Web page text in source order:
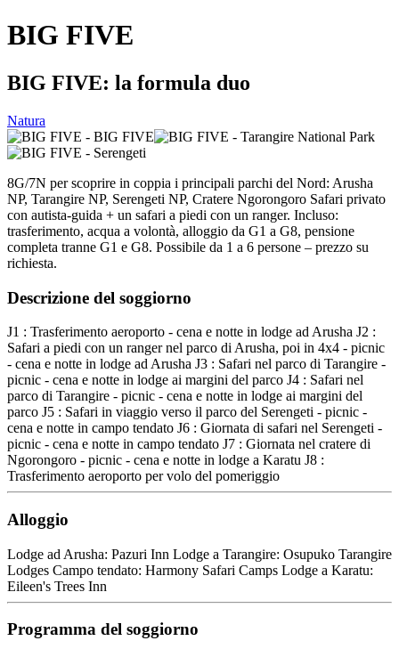
BIG FIVE
BIG FIVE: la formula duo
Natura
8G/7N per scoprire in coppia i principali parchi del Nord: Arusha
NP, Tarangire NP, Serengeti NP, Cratere Ngorongoro Safari privato
con autista-guida + un safari a piedi con un ranger. Incluso:
trasferimento, acqua a volontà, alloggio da G1 a G8, pensione
completa tranne G1 e G8. Possibile da 1 a 6 persone – prezzo su
richiesta.
Descrizione del soggiorno
J1 : Trasferimento aeroporto - cena e notte in lodge ad Arusha J2 :
Safari a piedi con un ranger nel parco di Arusha, poi in 4x4 - picnic
- cena e notte in lodge ad Arusha J3 : Safari nel parco di Tarangire -
picnic - cena e notte in lodge ai margini del parco J4 : Safari nel
parco di Tarangire - picnic - cena e notte in lodge ai margini del
parco J5 : Safari in viaggio verso il parco del Serengeti - picnic -
cena e notte in campo tendato J6 : Giornata di safari nel Serengeti -
picnic - cena e notte in campo tendato J7 : Giornata nel cratere di
Ngorongoro - picnic - cena e notte in lodge a Karatu J8 :
Trasferimento aeroporto per volo del pomeriggio
Alloggio
Lodge ad Arusha: Pazuri Inn Lodge a Tarangire: Osupuko Tarangire
Lodges Campo tendato: Harmony Safari Camps Lodge a Karatu:
Eileen's Trees Inn
Programma del soggiorno